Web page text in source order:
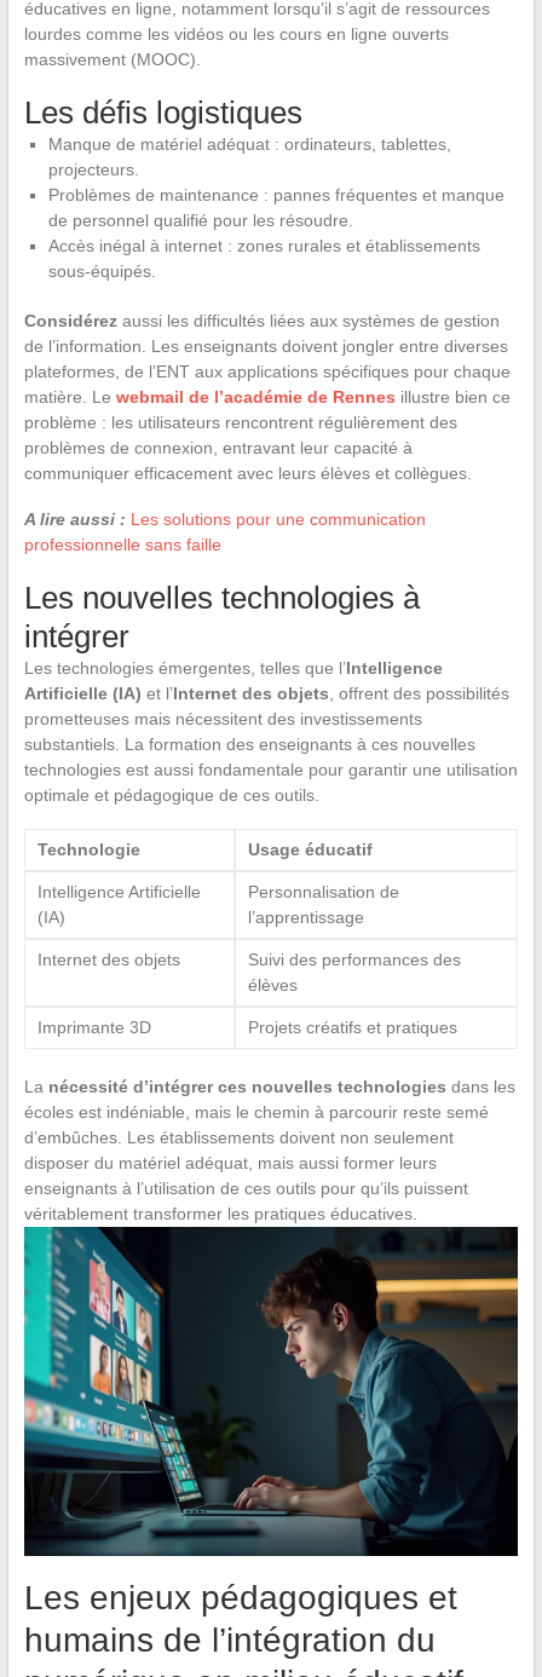
éducatives en ligne, notamment lorsqu’il s’agit de ressources
lourdes comme les vidéos ou les cours en ligne ouverts
massivement (MOOC).
Les défis logistiques
Manque de matériel adéquat : ordinateurs, tablettes,
projecteurs.
Problèmes de maintenance : pannes fréquentes et manque
de personnel qualifié pour les résoudre.
Accès inégal à internet : zones rurales et établissements
sous-équipés.
Considérezaussi les difficultés liées aux systèmes de gestion
de l’information. Les enseignants doivent jongler entre diverses
plateformes, de l’ENT aux applications spécifiques pour chaque
matière. Le webmail de l’académie de Rennes illustre bien ce
problème : les utilisateurs rencontrent régulièrement des
problèmes de connexion, entravant leur capacité à
communiquer efficacement avec leurs élèves et collègues.
A lire aussi : Les solutions pour une communication
professionnelle sans faille
Les nouvelles technologies à
intégrer
Les technologies émergentes, telles que l’Intelligence
Artificielle (IA) et l’Internet des objets , offrent des possibilités
prometteuses mais nécessitent des investissements
substantiels. La formation des enseignants à ces nouvelles
technologies est aussi fondamentale pour garantir une utilisation
optimale et pédagogique de ces outils.
Technologie Usage éducatif
Intelligence Artificielle
(IA)
Personnalisation de
l’apprentissage
Internet des objets
Suivi des performances des
élèves
Imprimante 3D Projets créatifs et pratiques
La nécessité d’intégrer ces nouvelles technologies dans les
écoles est indéniable, mais le chemin à parcourir reste semé
d’embûches. Les établissements doivent non seulement
disposer du matériel adéquat, mais aussi former leurs
enseignants à l’utilisation de ces outils pour qu’ils puissent
véritablement transformer les pratiques éducatives.
Les enjeux pédagogiques et
humains de l’intégration du